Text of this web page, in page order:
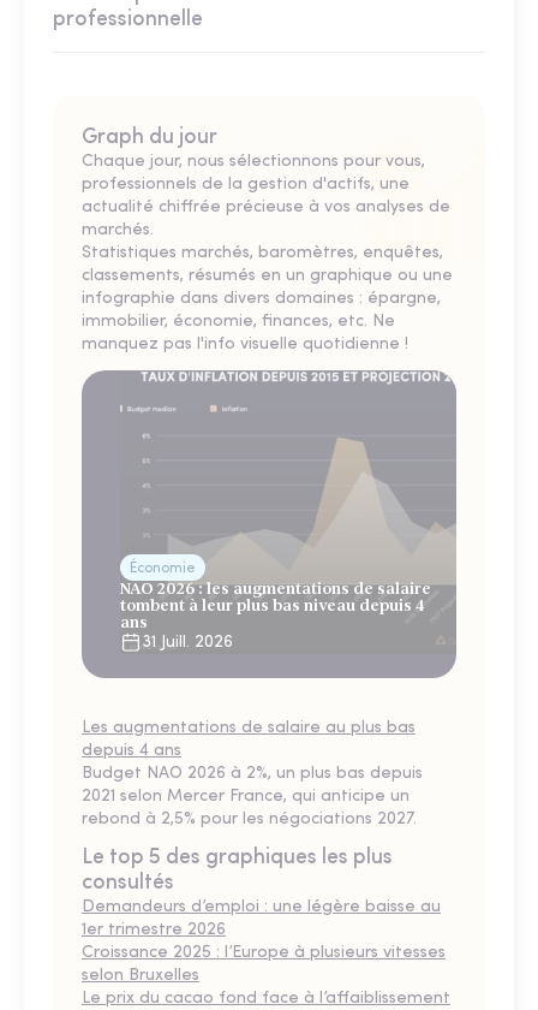
professionnelle
Graph du jour
Chaque jour, nous sélectionnons pour vous,
professionnels de la gestion d'actifs, une
actualité chiffrée précieuse à vos analyses de
marchés.
Statistiques marchés, baromètres, enquêtes,
classements, résumés en un graphique ou une
infographie dans divers domaines : épargne,
immobilier, économie, finances, etc. Ne
manquez pas l'info visuelle quotidienne !
Économie
NAO 2026 : les augmentations de salaire
tombent à leur plus bas niveau depuis 4
ans
31 Juill. 2026
Les augmentations de salaire au plus bas
depuis 4 ans
Budget NAO 2026 à 2%, un plus bas depuis
2021 selon Mercer France, qui anticipe un
rebond à 2,5% pour les négociations 2027.
Le top 5 des graphiques les plus
consultés
Demandeurs d’emploi : une légère baisse au
1er trimestre 2026
Croissance 2025 : l’Europe à plusieurs vitesses
selon Bruxelles
Le prix du cacao fond face à l’affaiblissement